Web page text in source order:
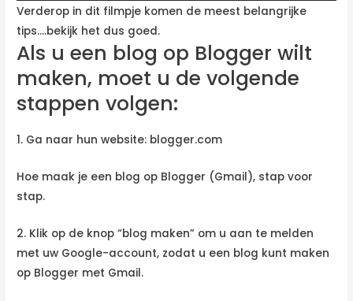
Verderop in dit filmpje komen de meest belangrijke
tips….bekijk het dus goed.
Als u een blog op Blogger wilt
maken, moet u de volgende
stappen volgen:
1. Ga naar hun website: blogger.com
Hoe maak je een blog op Blogger (Gmail), stap voor
stap.
2. Klik op de knop “blog maken” om u aan te melden
met uw Google-account, zodat u een blog kunt maken
op Blogger met Gmail.